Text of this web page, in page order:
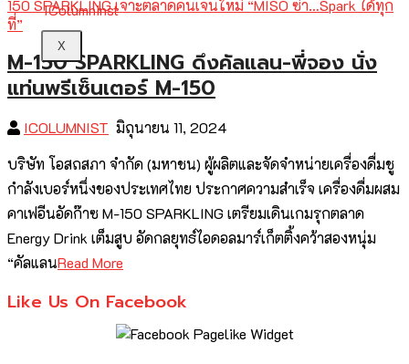
X
M-150 SPARKLING ดึงคัลแลน-พี่จอง นั่ง
แท่นพรีเซ็นเตอร์ M-150
ICOLUMNIST มิถุนายน 11, 2024
บริษัท โอสถสภา จำกัด (มหาชน) ผู้ผลิตและจัดจำหน่ายเครื่องดื่มชู
กำลังเบอร์หนึ่งของประเทศไทย ประกาศความสำเร็จ เครื่องดื่มผสม
คาเฟอีนอัดก๊าซ M-150 SPARKLING เตรียมเดินเกมรุกตลาด
Energy Drink เต็มสูบ อัดกลยุทธ์ไอดอลมาร์เก็ตติ้งคว้าสองหนุ่ม
“คัลแลนRead More
Like Us On Facebook